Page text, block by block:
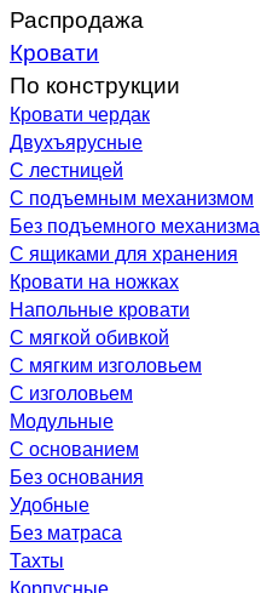
Распродажа
Кровати
По конструкции
Кровати чердак
Двухъярусные
С лестницей
С подъемным механизмом
Без подъемного механизма
С ящиками для хранения
Кровати на ножках
Напольные кровати
С мягкой обивкой
С мягким изголовьем
С изголовьем
Модульные
С основанием
Без основания
Удобные
Без матраса
Тахты